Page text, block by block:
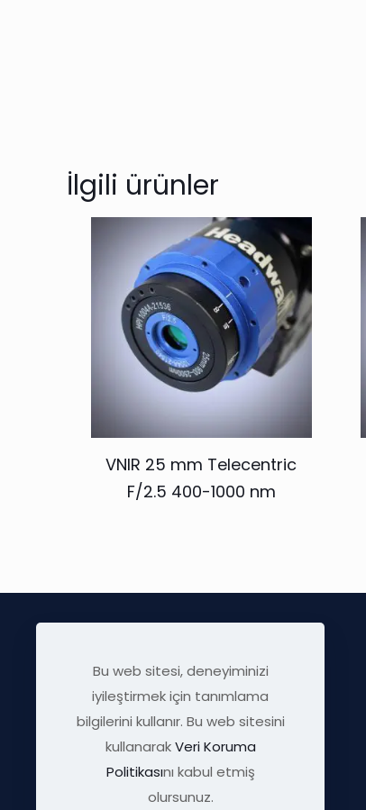
İlgili ürünler
VNIR 25 mm Telecentric
F/2.5 400-1000 nm
info@visratek.com
Bu web sitesi, deneyiminizi
iyileştirmek için tanımlama
bilgilerini kullanır. Bu web sitesini
kullanarakVeri Koruma
Politikasını kabul etmiş
olursunuz.